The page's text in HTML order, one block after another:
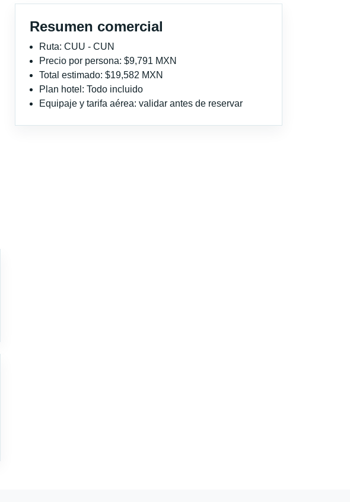
Resumen comercial
Ruta: CUU - CUN
Precio por persona: $9,791 MXN
Total estimado: $19,582 MXN
Plan hotel: Todo incluido
Equipaje y tarifa aérea: validar antes de reservar